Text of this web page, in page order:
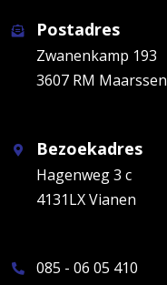
Postadres
Zwanenkamp 193
3607 RM Maarssen
Bezoekadres
Hagenweg 3 c
4131LX Vianen
085 - 06 05 410